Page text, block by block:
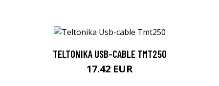
TELTONIKA USB-CABLE TMT250
17.42 EUR